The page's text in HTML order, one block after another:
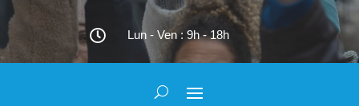
 Lun - Ven : 9h - 18h